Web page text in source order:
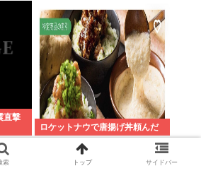
直撃
ロケットナウで唐揚げ丼頼んだ
索 トップ サイドバー